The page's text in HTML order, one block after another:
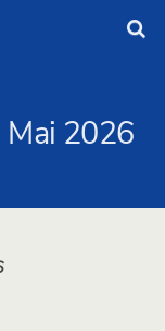
2026